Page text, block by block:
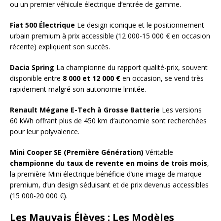
ou un premier véhicule électrique d’entrée de gamme.
Fiat 500 Électrique Le design iconique et le positionnement
urbain premium à prix accessible (12 000-15 000 € en occasion
récente) expliquent son succès.
Dacia Spring La championne du rapport qualité-prix, souvent
disponible entre 8 000 et 12 000 € en occasion, se vend très
rapidement malgré son autonomie limitée.
Renault Mégane E-Tech à Grosse Batterie Les versions
60 kWh offrant plus de 450 km d’autonomie sont recherchées
pour leur polyvalence.
Mini Cooper SE (Première Génération) Véritable
championne du taux de revente en moins de trois mois,
la première Mini électrique bénéficie d’une image de marque
premium, d’un design séduisant et de prix devenus accessibles
(15 000-20 000 €).
Les Mauvais Élèves : Les Modèles